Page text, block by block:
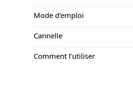
Mode d’emploi
Cannelle
Comment l’utiliser